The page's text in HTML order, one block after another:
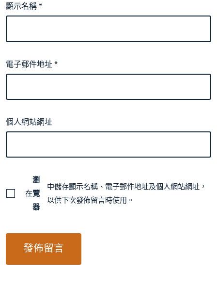
顯示名稱*
電子郵件地址*
個人網站網址
在
瀏
覽
器
中儲存顯示名稱、電子郵件地址及個人網站網址，
以供下次發佈留言時使用。